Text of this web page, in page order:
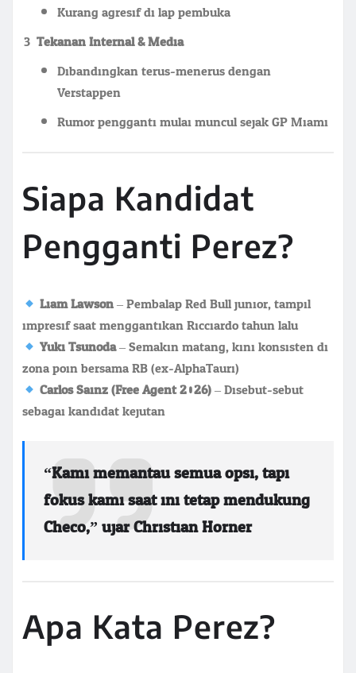
Kurang agresif di lap pembuka
Tekanan Internal & Media
Dibandingkan terus-menerus dengan
Verstappen
Rumor pengganti mulai muncul sejak GP Miami
Siapa Kandidat
Pengganti Perez?
Liam Lawson– Pembalap Red Bull junior, tampil
impresif saat menggantikan Ricciardo tahun lalu.
Yuki Tsunoda– Semakin matang, kini konsisten di
zona poin bersama RB (ex-AlphaTauri).
Carlos Sainz (Free Agent 2026)– Disebut-sebut
sebagai kandidat kejutan.
“Kami memantau semua opsi, tapi
fokus kami saat ini tetap mendukung
Checo,” ujar Christian Horner.
Apa Kata Perez?